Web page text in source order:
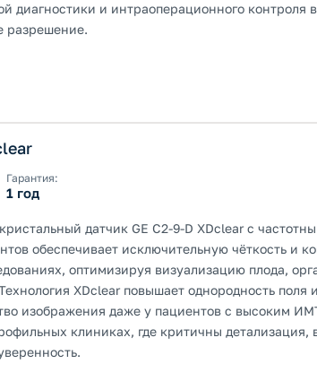
диагностики и интраоперационного контроля
разрешение.
Гарантия:
1 год
датчик GE C2-9-D XDclear с
обеспечивает исключительную чёткость и
оптимизируя визуализацию плода,
XDclear повышает однородность поля
изображения даже у пациентов с высоким
клиниках, где критичны детализация,